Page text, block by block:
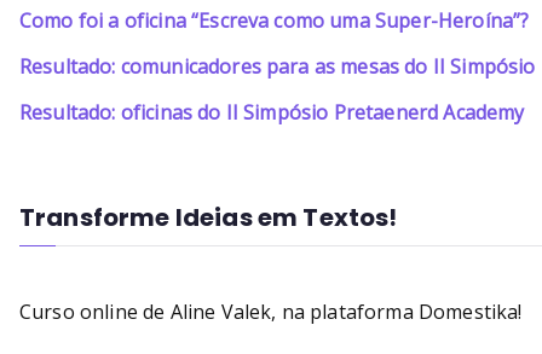
Como foi a oficina “Escreva como uma Super-Heroína”?
Resultado: comunicadores para as mesas do II
Resultado: oficinas do II Simpósio Pretaenerd Academy
Transforme Ideias em Textos!
Curso online de Aline Valek, na plataforma Domestika!